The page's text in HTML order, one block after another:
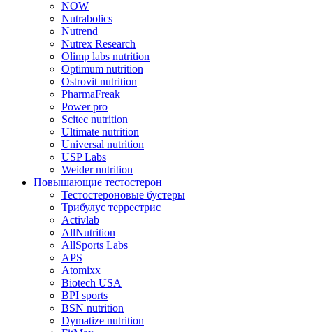
NOW
Nutrabolics
Nutrend
Nutrex Research
Olimp labs nutrition
Optimum nutrition
Ostrovit nutrition
PharmaFreak
Power pro
Scitec nutrition
Ultimate nutrition
Universal nutrition
USP Labs
Weider nutrition
Повышающие тестостерон
Тестостероновые бустеры
Трибулус террестрис
Activlab
AllNutrition
AllSports Labs
APS
Atomixx
Biotech USA
BPI sports
BSN nutrition
Dymatize nutrition